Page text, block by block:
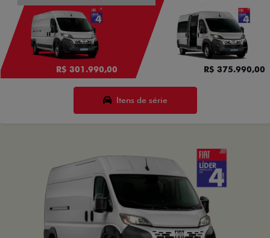
R$ 301.990,00 R$ 375.990,00
Itens de série